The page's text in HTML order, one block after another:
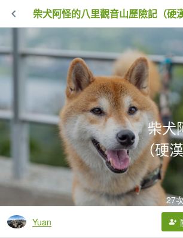
柴犬
（硬
27
Yuan